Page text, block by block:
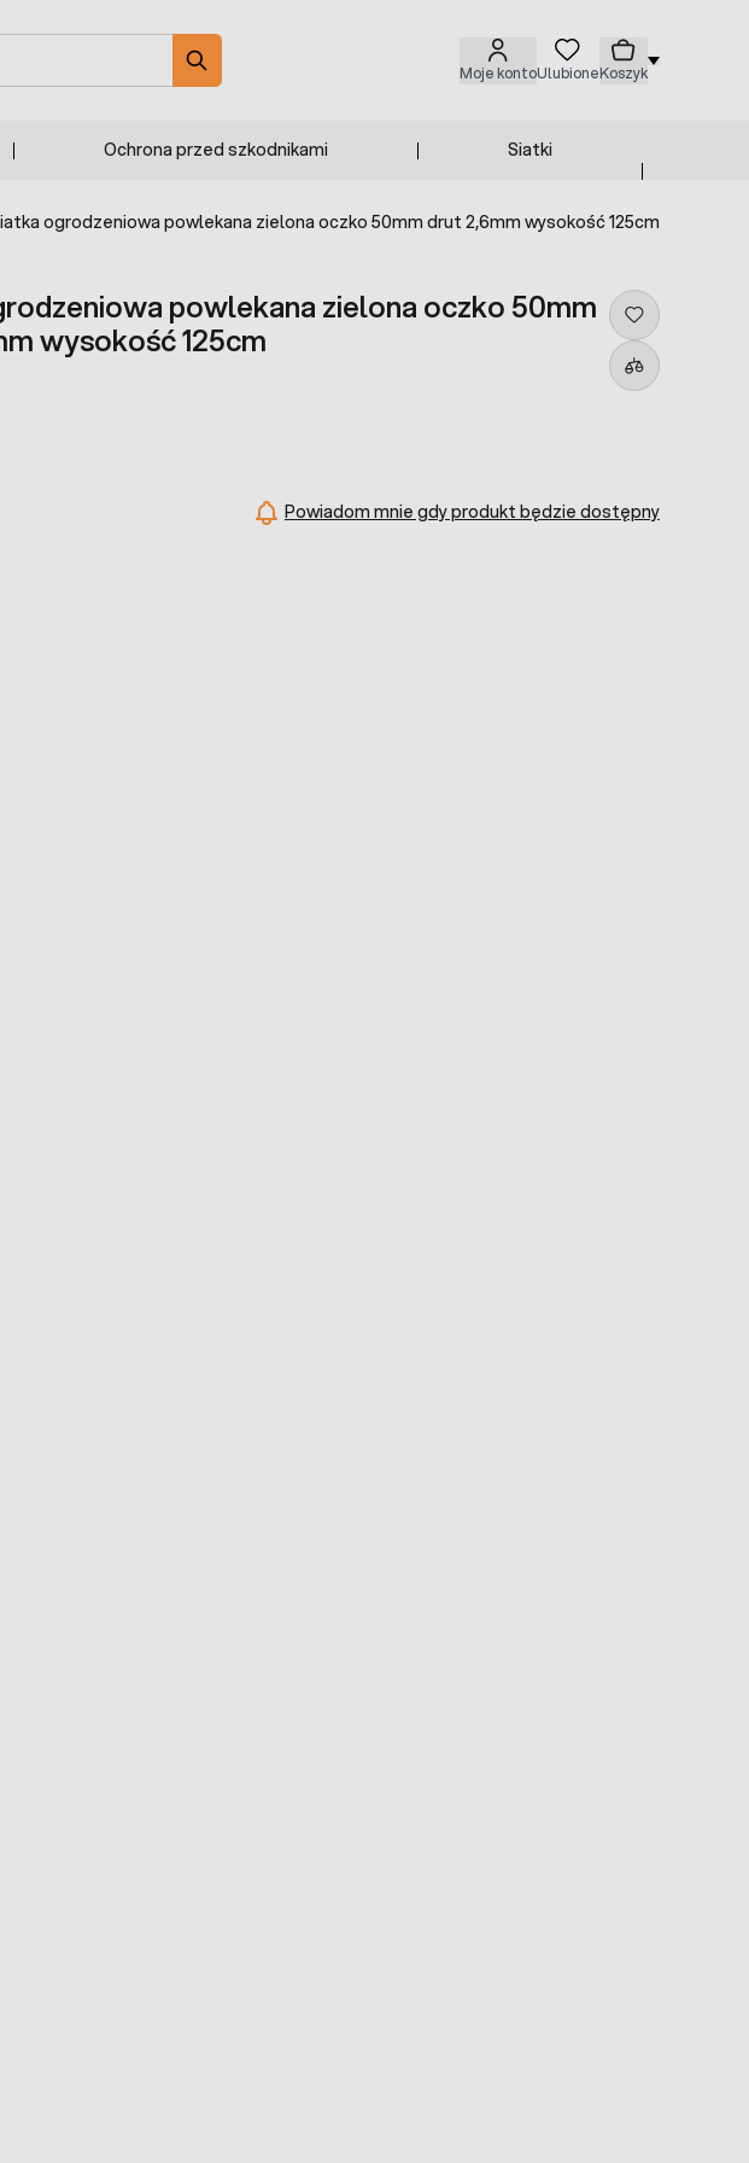
Moje kontoUlubioneKoszyk
Ochrona przed szkodnikami Siatki
ogrodzeniowa powlekana zielona oczko 50mm drut 2,6mm wysokość 125cm
powlekana zielona oczko 50mm
wysokość 125cm
Powiadom mnie gdy produkt będzie dostępny